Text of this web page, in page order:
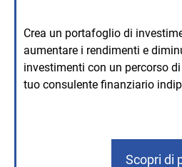
Crea un portafoglio di
aumentare i rendimenti e
investimenti con un percorso
tuo consulente finanziario
Scopri di